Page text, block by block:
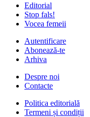
Editorial
Stop fals!
Vocea femeii
Autentificare
Abonează-te
Arhiva
Despre noi
Contacte
Politica editorială
Termeni și condiții